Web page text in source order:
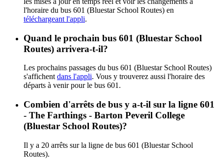
l'horaire du bus 601 (Bluestar School Routes) en
téléchargeant l'appli.
Quand le prochain bus 601 (Bluestar School
Routes) arrivera-t-il?
Les prochains passages du bus 601 (Bluestar School Routes)
s'affichent dans l'appli. Vous y trouverez aussi l'horaire des
départs à venir pour le bus 601.
Combien d'arrêts de bus y a-t-il sur la ligne 601
- The Farthings - Barton Peveril College
(Bluestar School Routes)?
Il y a 20 arrêts sur la ligne de bus 601 (Bluestar School
Routes).